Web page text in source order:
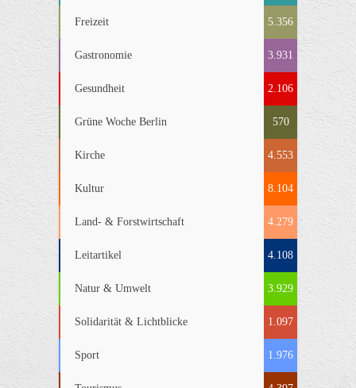
Freizeit 5.356
Gastronomie 3.931
Gesundheit 2.106
Grüne Woche Berlin 570
Kirche 4.553
Kultur 8.104
Land- & Forstwirtschaft 4.279
Leitartikel 4.108
Natur & Umwelt 3.929
Solidarität & Lichtblicke 1.097
Sport 1.976